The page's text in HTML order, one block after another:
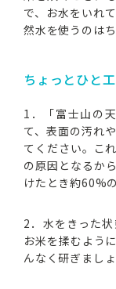
で、お水をいれ
然水を使うのは
ちょっとひと
1．「富士山の
て、表面の汚れ
てください。こ
の原因となるか
けたとき約60%
2．水をきった
お米を揉むよう
んなく研ぎましょ